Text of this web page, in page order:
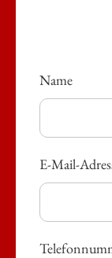
Name
Please enter
E-Mail-